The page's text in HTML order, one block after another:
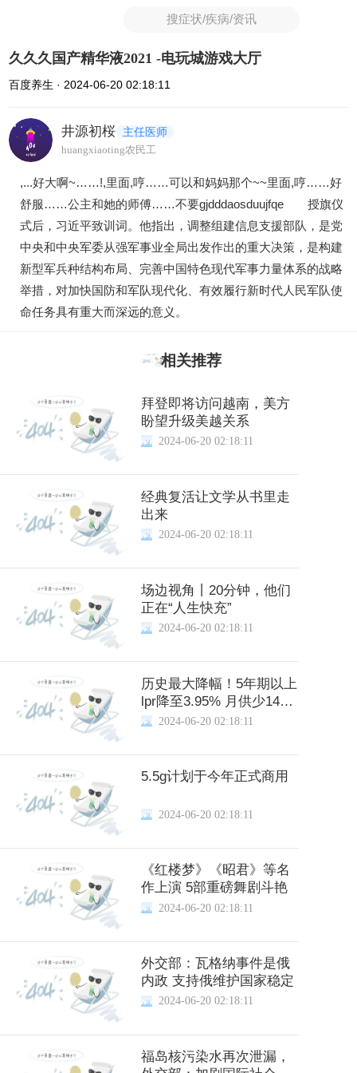
搜症状/疾病/资讯
久久久国产精华液2021 -电玩城游戏大厅
百度养生 · 2024-06-20 02:18:11
井源初桜 主任医师
huangxiaoting农民工
,...好大啊~……!,里面,哼……可以和妈妈那个~~里面,哼……好
舒服……公主和她的师傅……不要gjdddaosduujfqe 授旗仪
式后，习近平致训词。他指出，调整组建信息支援部队，是党
中央和中央军委从强军事业全局出发作出的重大决策，是构建
新型军兵种结构布局、完善中国特色现代军事力量体系的战略
举措，对加快国防和军队现代化、有效履行新时代人民军队使
命任务具有重大而深远的意义。
相关推荐
拜登即将访问越南，美方
盼望升级美越关系
2024-06-20 02:18:11
经典复活让文学从书里走
出来
2024-06-20 02:18:11
场边视角丨20分钟，他们
正在“人生快充”
2024-06-20 02:18:11
历史最大降幅！5年期以上
lpr降至3.95% 月供少145
元 2024-06-20 02:18:11
5.5g计划于今年正式商用
2024-06-20 02:18:11
《红楼梦》《昭君》等名
作上演 5部重磅舞剧斗艳
2024-06-20 02:18:11
外交部：瓦格纳事件是俄
内政 支持俄维护国家稳定
2024-06-20 02:18:11
福岛核污染水再次泄漏，